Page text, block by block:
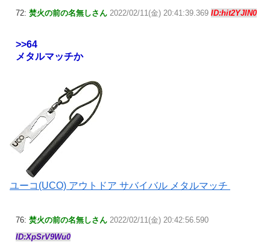
72: 焚火の前の名無しさん 2022/02/11(金) 20:41:39.369 ID:hit2YJIN0
>>64
メタルマッチか
ユーコ(UCO) アウトドア サバイバル メタルマッチ
76: 焚火の前の名無しさん 2022/02/11(金) 20:42:56.590
ID:XpSrV9Wu0